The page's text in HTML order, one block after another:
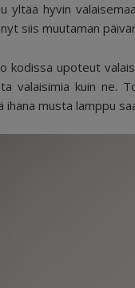
yltää hyvin
siis muutaman
kodissa upoteut
valaisimia kuin ne.
ihana musta lamppu